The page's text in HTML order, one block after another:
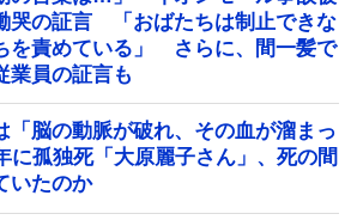
哭の証言 「おばたちは制止できな
を責めている」 さらに、間一髪で
業員の証言も
「脳の動脈が破れ、その血が溜まっ
孤独死「大原麗子さん」、死の間
いたのか